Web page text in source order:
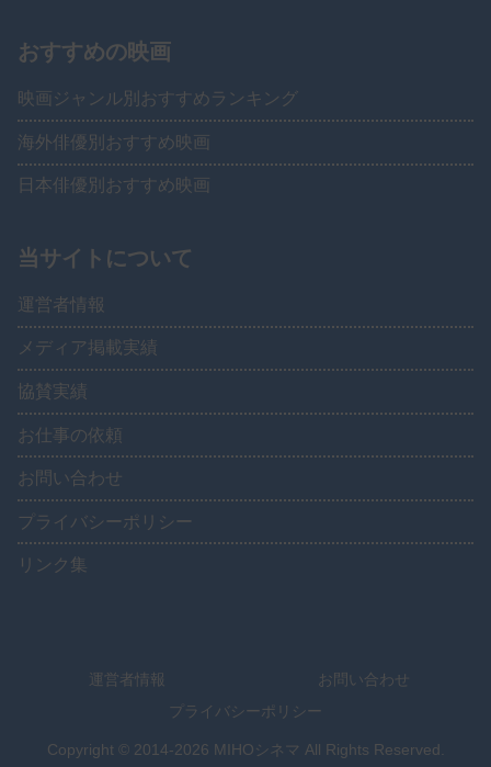
おすすめの映画
映画ジャンル別おすすめランキング
海外俳優別おすすめ映画
日本俳優別おすすめ映画
当サイトについて
運営者情報
メディア掲載実績
協賛実績
お仕事の依頼
お問い合わせ
プライバシーポリシー
リンク集
運営者情報
お問い合わせ
プライバシーポリシー
Copyright © 2014-2026 MIHOシネマ All Rights Reserved.